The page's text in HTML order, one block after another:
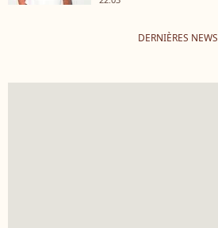
DERNIÈRES NEWS